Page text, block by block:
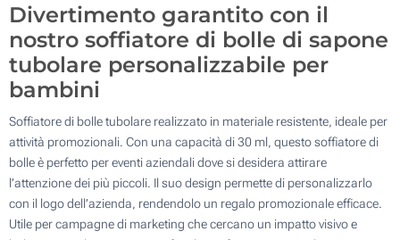
Divertimento garantito con il
nostro soffiatore di bolle di sapone
tubolare personalizzabile per
bambini
Soffiatore di bolle tubolare realizzato in materiale resistente, ideale per
attività promozionali. Con una capacità di 30 ml, questo soffiatore di
bolle è perfetto per eventi aziendali dove si desidera attirare
l’attenzione dei più piccoli. Il suo design permette di personalizzarlo
con il logo dell’azienda, rendendolo un regalo promozionale efficace.
Utile per campagne di marketing che cercano un impatto visivo e